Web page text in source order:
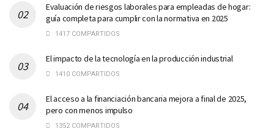
Evaluación de riesgos laborales para empleadas de hogar:
guía completa para cumplir con la normativa en 2025
1417 COMPARTIDOS
El impacto de la tecnología en la producción industrial
1410 COMPARTIDOS
El acceso a la financiación bancaria mejora a final de 2025,
pero con menos impulso
1352 COMPARTIDOS